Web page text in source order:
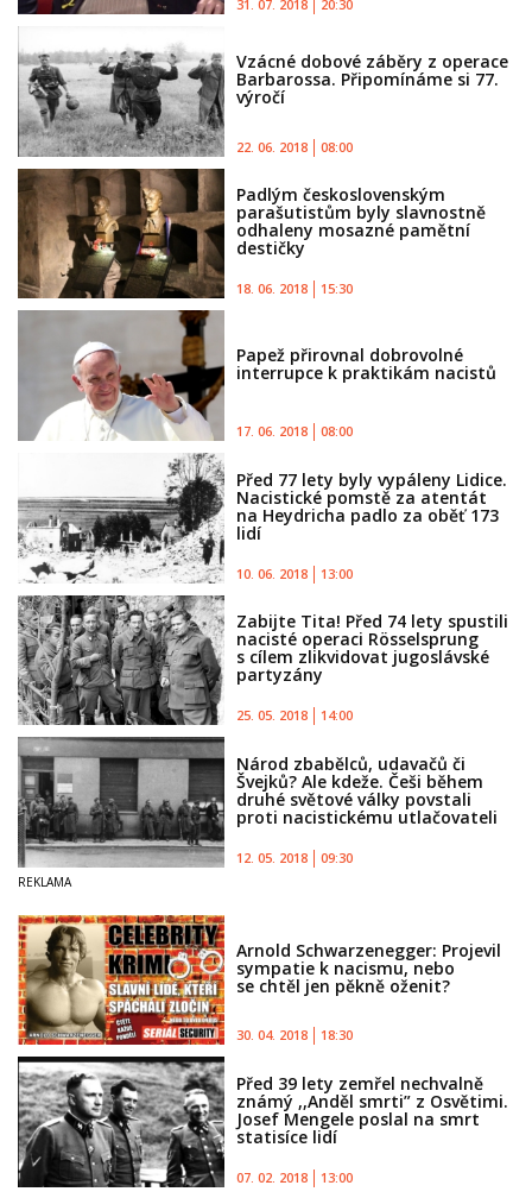
31. 07. 2018 20:30
Vzácné dobové záběry z operace
Barbarossa. Připomínáme si 77.
výročí
22. 06. 2018 08:00
Padlým československým
parašutistům byly slavnostně
odhaleny mosazné pamětní
destičky
18. 06. 2018 15:30
Papež přirovnal dobrovolné
interrupce k praktikám nacistů
17. 06. 2018 08:00
Před 77 lety byly vypáleny Lidice.
Nacistické pomstě za atentát
na Heydricha padlo za oběť 173
lidí
10. 06. 2018 13:00
Zabijte Tita! Před 74 lety spustili
nacisté operaci Rösselsprung
s cílem zlikvidovat jugoslávské
partyzány
25. 05. 2018 14:00
Národ zbabělců, udavačů či
Švejků? Ale kdeže. Češi během
druhé světové války povstali
proti nacistickému utlačovateli
12. 05. 2018 09:30
Arnold Schwarzenegger: Projevil
sympatie k nacismu, nebo
se chtěl jen pěkně oženit?
30. 04. 2018 18:30
Před 39 lety zemřel nechvalně
známý ,,Anděl smrti” z Osvětimi.
Josef Mengele poslal na smrt
statisíce lidí
07. 02. 2018 13:00